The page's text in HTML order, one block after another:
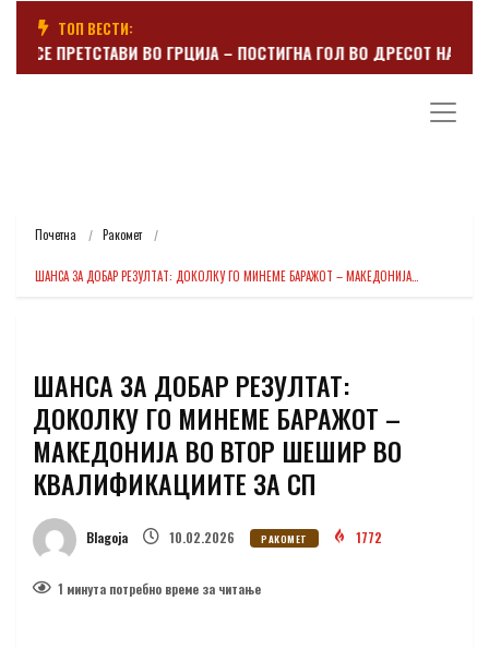
ТОП ВЕСТИ:
СЕ ПРЕТСТАВИ ВО ГРЦИЈА – ПОСТИГНА ГОЛ ВО ДРЕСОТ НА
Почетна Ракомет
ШАНСА ЗА ДОБАР РЕЗУЛТАТ: ДОКОЛКУ ГО МИНЕМЕ БАРАЖОТ – МАКЕДОНИЈА…
ШАНСА ЗА ДОБАР РЕЗУЛТАТ:
ДОКОЛКУ ГО МИНЕМЕ БАРАЖОТ –
МАКЕДОНИЈА ВО ВТОР ШЕШИР ВО
КВАЛИФИКАЦИИТЕ ЗА СП
Blagoja 10.02.2026 РАКОМЕТ 1772
1 минутa потребно време за читање